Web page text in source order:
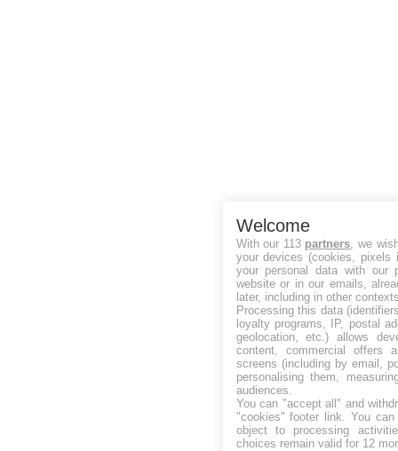
Welcome
With our 113 partners, we
your devices (cookies, pixels
your personal data with our
website or in our emails,
later, including in other
Processing this data
loyalty programs, IP, postal
geolocation, etc.) allows
content, commercial offers
screens (including by email,
personalising them,
audiences.
You can "accept all" and
"cookies" footer link. You can
object to processing
choices remain valid for 12